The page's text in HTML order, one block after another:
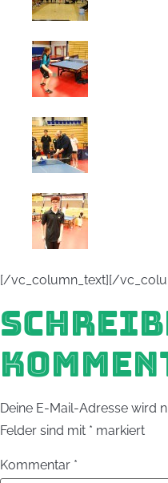
[/vc_column_text][/
Deine E-Mail-Adresse wird
Felder sind mit * markiert
Kommentar *